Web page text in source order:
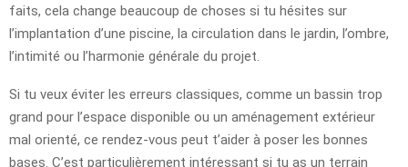
faits, cela change beaucoup de choses si tu hésites sur
l’implantation d’une piscine, la circulation dans le jardin, l’ombre,
l’intimité ou l’harmonie générale du projet.
Si tu veux éviter les erreurs classiques, comme un bassin trop
grand pour l’espace disponible ou un aménagement extérieur
mal orienté, ce rendez-vous peut t’aider à poser les bonnes
bases. C’est particulièrement intéressant si tu as un terrain